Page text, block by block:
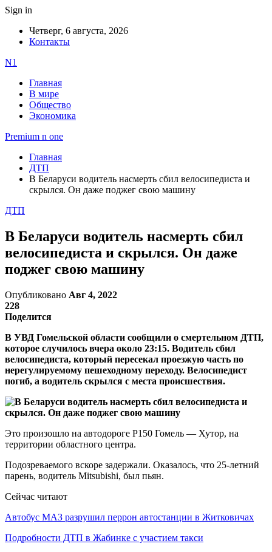
Sign in
Четверг, 6 августа, 2026
Контакты
N1
Главная
В мире
Общество
Экономика
Premium n one
Главная
ДТП
В Беларуси водитель насмерть сбил велосипедиста и
скрылся. Он даже поджег свою машину
ДТП
В Беларуси водитель насмерть сбил
велосипедиста и скрылся. Он даже
поджег свою машину
Опубликовано Авг 4, 2022
228
Поделится
В УВД Гомельской области сообщили о смертельном ДТП,
которое случилось вчера около 23:15. Водитель сбил
велосипедиста, который пересекал проезжую часть по
нерегулируемому пешеходному переходу. Велосипедист
погиб, а водитель скрылся с места происшествия.
Это произошло на автодороге Р150 Гомель — Хутор, на
территории областного центра.
Подозреваемого вскоре задержали. Оказалось, что 25-летний
парень, водитель Mitsubishi, был пьян.
Сейчас читают
Автобус МАЗ разрушил перрон автостанции в Житковичах
Подробности ДТП в Жабинке с участием такси